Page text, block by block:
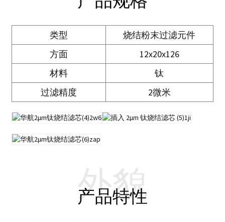
类型
烧结粉末过滤元件
方面
12x20x126
材料
钛
过滤精度
2微米
产品特性
外貌